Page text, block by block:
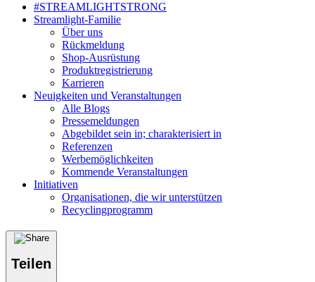
#STREAMLIGHTSTRONG
Streamlight-Familie
Über uns
Rückmeldung
Shop-Ausrüstung
Produktregistrierung
Karrieren
Neuigkeiten und Veranstaltungen
Alle Blogs
Pressemeldungen
Abgebildet sein in; charakterisiert in
Referenzen
Werbemöglichkeiten
Kommende Veranstaltungen
Initiativen
Organisationen, die wir unterstützen
Recyclingprogramm
Teilen